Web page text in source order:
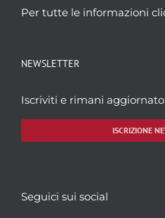
Per tutte le informazioni
NEWSLETTER
Iscriviti e rimani
ISCRIZIONE
Seguici sui social